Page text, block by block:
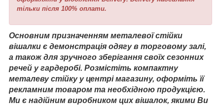
тільки після 100% оплати.
Основним призначенням металевої стійки
вішалки є демонстрація одягу в торговому залі,
а також для зручного зберігання своїх сезонних
речей у гардеробі. Розмістіть компактну
металеву стійку у центрі магазину, оформіть її
рекламним товаром та необхідною продукцією.
Ми є надійним виробником цих вішалок, якими Ви